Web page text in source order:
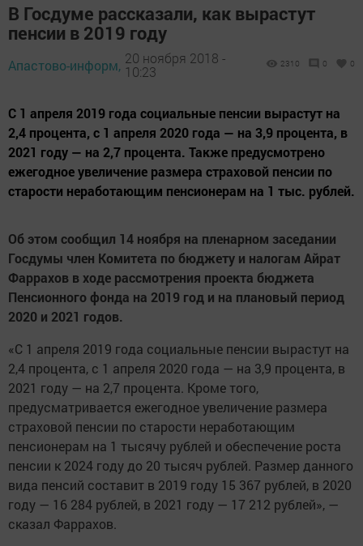
В Госдуме рассказали, как вырастут
пенсии в 2019 году
Апастово-информ, 20 ноября 2018 -
10:23
2310 0 0
С 1 апреля 2019 года социальные пенсии вырастут на
2,4 процента, с 1 апреля 2020 года — на 3,9 процента, в
2021 году — на 2,7 процента. Также предусмотрено
ежегодное увеличение размера страховой пенсии по
старости неработающим пенсионерам на 1 тыс. рублей.
Об этом сообщил 14 ноября на пленарном заседании
Госдумы член Комитета по бюджету и налогам Айрат
Фаррахов в ходе рассмотрения проекта бюджета
Пенсионного фонда на 2019 год и на плановый период
2020 и 2021 годов.
«С 1 апреля 2019 года социальные пенсии вырастут на
2,4 процента, с 1 апреля 2020 года — на 3,9 процента, в
2021 году — на 2,7 процента. Кроме того,
предусматривается ежегодное увеличение размера
страховой пенсии по старости неработающим
пенсионерам на 1 тысячу рублей и обеспечение роста
пенсии к 2024 году до 20 тысяч рублей. Размер данного
вида пенсий составит в 2019 году 15 367 рублей, в 2020
году — 16 284 рублей, в 2021 году — 17 212 рублей», —
сказал Фаррахов.